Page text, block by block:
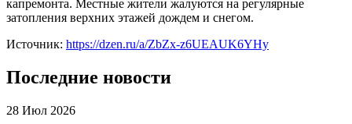
капремонта. Местные жители жалуются на регулярные
затопления верхних этажей дождем и снегом.
Источник: https://dzen.ru/a/ZbZx-z6UEAUK6YHy
Последние новости
28 Июл 2026